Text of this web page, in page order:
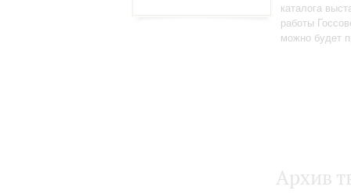
каталога
работы
можно будет
Архив